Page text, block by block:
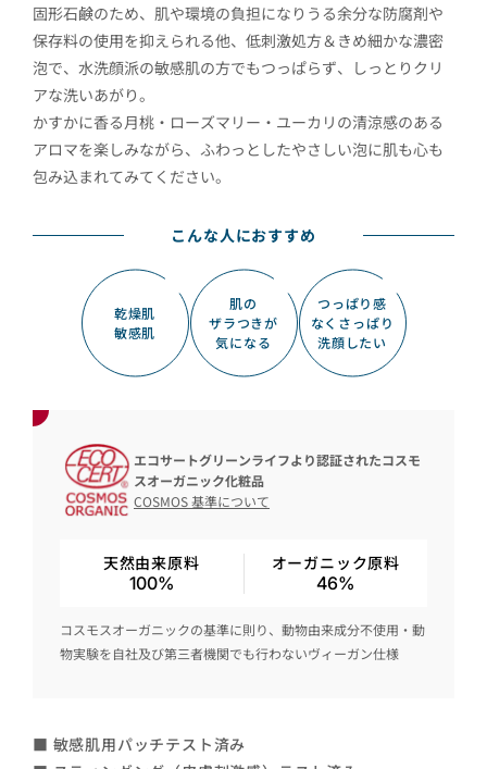
固形石鹸のため、肌や環境の負担になりうる余分な防腐剤や
保存料の使用を抑えられる他、低刺激処方＆きめ細かな濃密
泡で、水洗顔派の敏感肌の方でもつっぱらず、しっとりクリ
アな洗いあがり。
かすかに香る月桃・ローズマリー・ユーカリの清涼感のある
アロマを楽しみながら、ふわっとしたやさしい泡に肌も心も
包み込まれてみてください。
こんな人におすすめ
乾燥肌
敏感肌
肌の
ザラつきが
気になる
つっぱり感
なくさっぱり
洗顔したい
エコサートグリーンライフより認証されたコスモ
スオーガニック化粧品
COSMOS 基準について
天然由来原料
100%
オーガニック原料
46%
コスモスオーガニックの基準に則り、動物由来成分不使用・動
物実験を自社及び第三者機関でも行わないヴィーガン仕様
■ 敏感肌用パッチテスト済み